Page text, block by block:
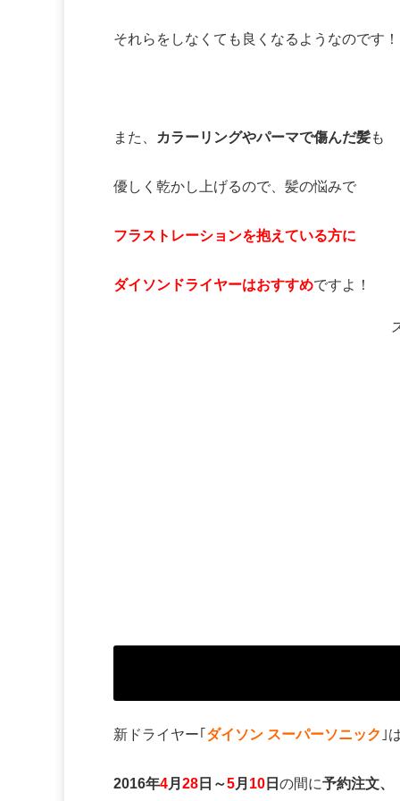
それらをしなくても良くなるようなのです！
また、 カラーリングやパーマで傷んだ髪も
優しく乾かし上げるので、髪の悩みで
フラストレーションを抱えている方に
ダイソンドライヤーはおすすめですよ！
新ドライヤー｢ ダイソン スーパーソニック ｣
2016年4月 28 日～5月 10 日 の間に予約注文、